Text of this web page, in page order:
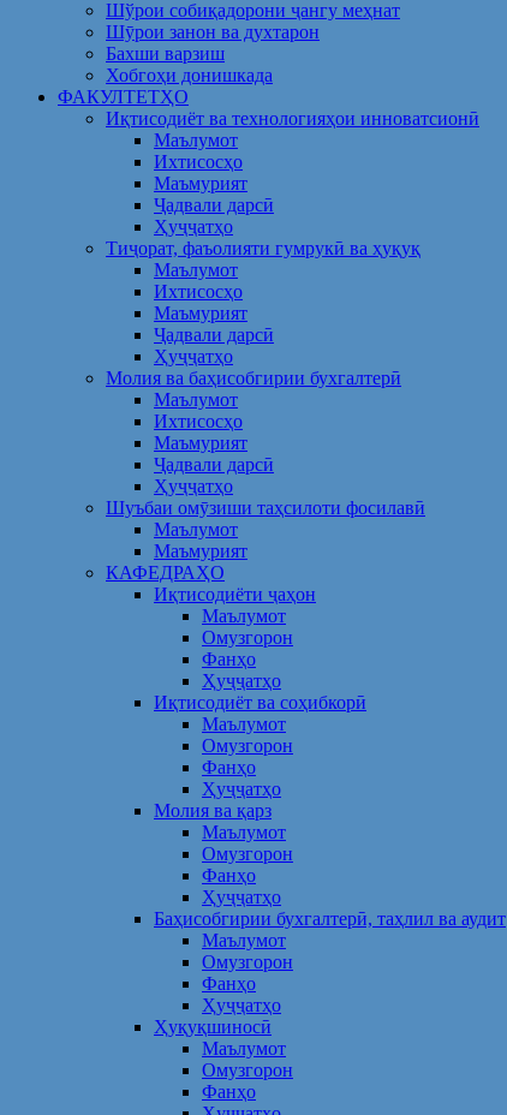
Шўрои собиқадорони ҷангу меҳнат
Шӯрои занон ва духтарон
Бахши варзиш
Хобгоҳи донишкада
ФАКУЛТЕТҲО
Иқтисодиёт ва технологияҳои инноватсионӣ
Маълумот
Ихтисосҳо
Маъмурият
Ҷадвали дарсӣ
Ҳуҷҷатҳо
Тиҷорат, фаъолияти гумрукӣ ва ҳуқуқ
Маълумот
Ихтисосҳо
Маъмурият
Ҷадвали дарсӣ
Ҳуҷҷатҳо
Молия ва баҳисобгирии бухгалтерӣ
Маълумот
Ихтисосҳо
Маъмурият
Ҷадвали дарсӣ
Ҳуҷҷатҳо
Шуъбаи омӯзиши таҳсилоти фосилавӣ
Маълумот
Маъмурият
КАФЕДРАҲО
Иқтисодиёти ҷаҳон
Маълумот
Омузгорон
Фанҳо
Ҳуҷҷатҳо
Иқтисодиёт ва соҳибкорӣ
Маълумот
Омузгорон
Фанҳо
Ҳуҷҷатҳо
Молия ва қарз
Маълумот
Омузгорон
Фанҳо
Ҳуҷҷатҳо
Баҳисобгирии бухгалтерӣ, таҳлил ва аудит
Маълумот
Омузгорон
Фанҳо
Ҳуҷҷатҳо
Ҳуқуқшиносӣ
Маълумот
Омузгорон
Фанҳо